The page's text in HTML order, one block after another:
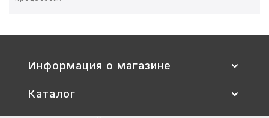
ДЕМООБОРУДОВАНИЕ
ЭЛЕКТРОНИКА
Информация о магазине
Каталог